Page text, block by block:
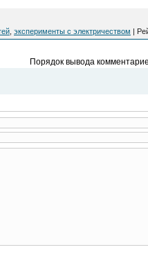
эксперименты с электричеством |
Порядок вывода